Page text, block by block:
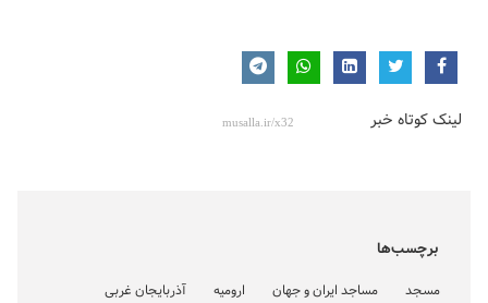
لینک کوتاه خبر
برچسب‌ها
مسجد مساجد ایران و جهان ارومیه آذربایجان غربی